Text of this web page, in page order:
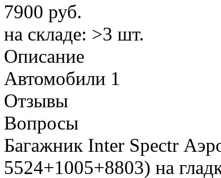
7900 руб.
на складе: >3 шт.
Описание
Автомобили 1
Отзывы
Вопросы
Багажник Inter Spectr
5524+1005+8803) на